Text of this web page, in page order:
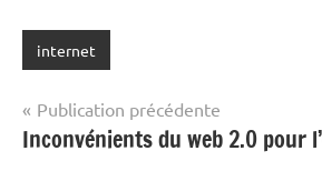
internet
Navigation
de
Publication précédente
Inconvénients du web 2.0 pour